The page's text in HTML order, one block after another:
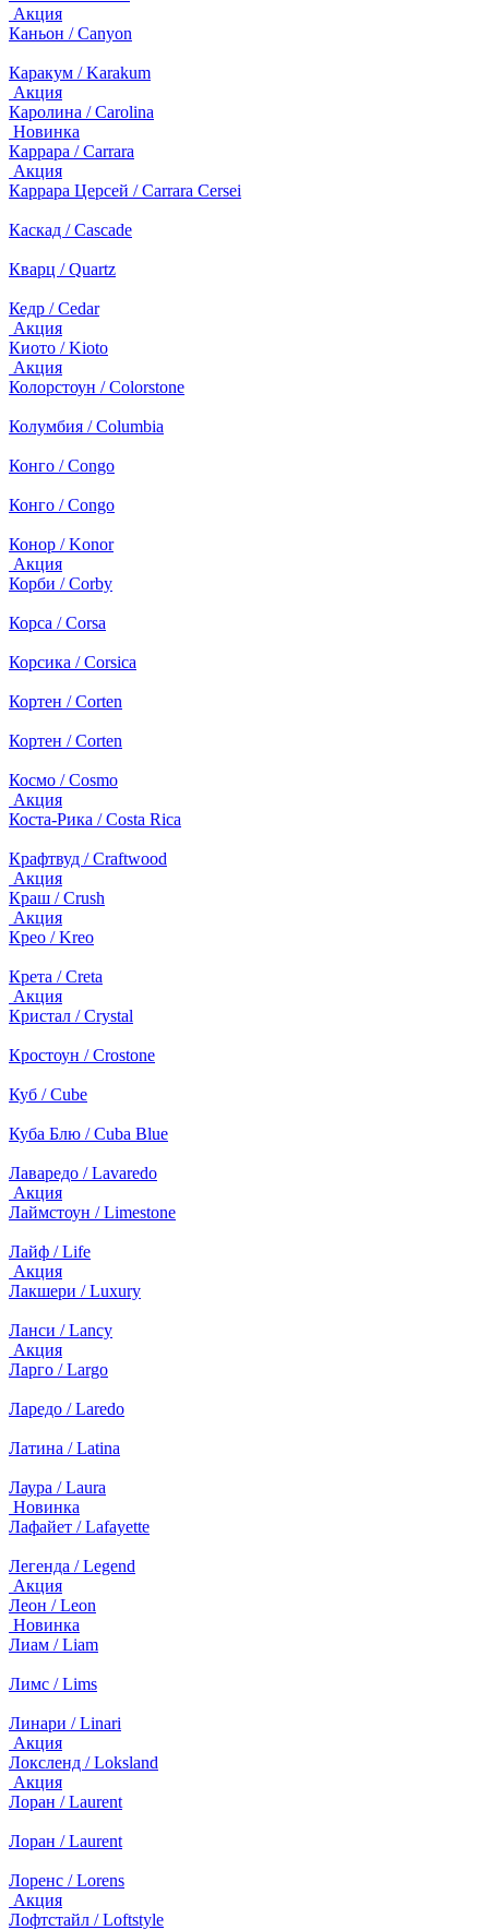
Акция
Каньон / Canyon
Каракум / Karakum
Акция
Каролина / Carolina
Новинка
Каррара / Carrara
Акция
Каррара Церсей / Carrara Cersei
Каскад / Cascade
Кварц / Quartz
Кедр / Cedar
Акция
Киото / Kioto
Акция
Колорстоун / Colorstone
Колумбия / Columbia
Конго / Congo
Конго / Congo
Конор / Konor
Акция
Корби / Corby
Корса / Corsa
Корсика / Corsica
Кортен / Corten
Кортен / Corten
Космо / Cosmo
Акция
Коста-Рика / Costa Rica
Крафтвуд / Craftwood
Акция
Краш / Crush
Акция
Крео / Kreo
Крета / Creta
Акция
Кристал / Crystal
Кростоун / Crostone
Куб / Cube
Куба Блю / Cuba Blue
Лаваредо / Lavaredo
Акция
Лаймстоун / Limestone
Лайф / Life
Акция
Лакшери / Luxury
Ланси / Lancy
Акция
Ларго / Largo
Ларедо / Laredo
Латина / Latina
Лаура / Laura
Новинка
Лафайет / Lafayette
Легенда / Legend
Акция
Леон / Leon
Новинка
Лиам / Liam
Лимс / Lims
Линари / Linari
Акция
Локсленд / Loksland
Акция
Лоран / Laurent
Лоран / Laurent
Лоренс / Lorens
Акция
Лофтстайл / Loftstyle